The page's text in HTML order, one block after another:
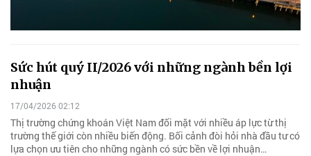
Sức hút quý II/2026 với những ngành bền lợi
nhuận
17/04/2026 02:12
Thị trường chứng khoán Việt Nam đối mặt với nhiều áp lực từ thị
trường thế giới còn nhiều biến động. Bối cảnh đòi hỏi nhà đầu tư có
lựa chọn ưu tiên cho những ngành có sức bền về lợi nhuận…